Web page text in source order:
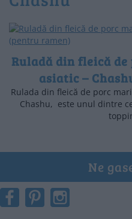
Ruladă din fleică
asiatic –
Rulada din fleică de porc
Chashu, este unul dintre
Ne